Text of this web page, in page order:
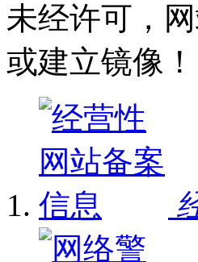
未经许可，
或建立镜像！